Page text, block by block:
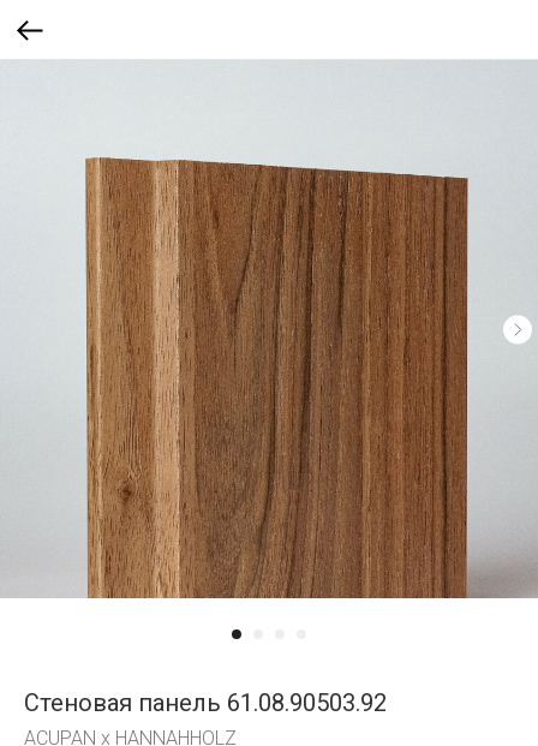
Стеновая панель 61.08.90503.92
ACUPAN x HANNAHHOLZ